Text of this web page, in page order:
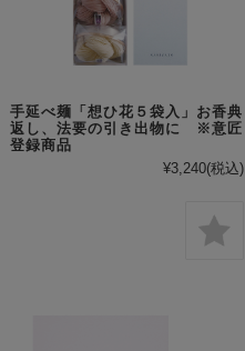
手延べ麺「想ひ花５袋入」お香典
返し、法要の引き出物に ※意匠
登録商品
¥3,240(税込)